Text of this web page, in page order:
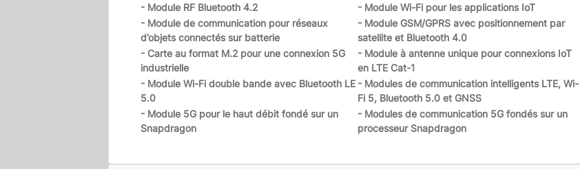
- Module RF Bluetooth 4.2
- Module Wi-Fi pour les applications IoT
- Module de communication pour réseaux
d’objets connectés sur batterie
- Module GSM/GPRS avec positionnement par
satellite et Bluetooth 4.0
- Carte au format M.2 pour une connexion 5G
industrielle
- Module à antenne unique pour connexions IoT
en LTE Cat-1
- Module Wi-Fi double bande avec Bluetooth LE
5.0
- Modules de communication intelligents LTE, Wi-
Fi 5, Bluetooth 5.0 et GNSS
- Module 5G pour le haut débit fondé sur un
Snapdragon
- Modules de communication 5G fondés sur un
processeur Snapdragon